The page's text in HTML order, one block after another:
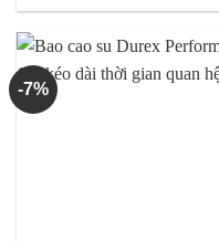
là:
tại
270.000 VND.
-7%